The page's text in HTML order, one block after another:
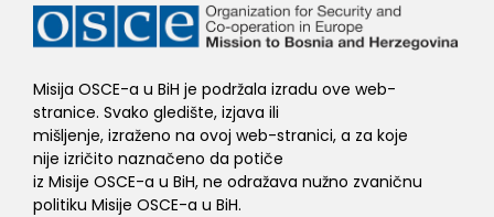
Misija OSCE-a u BiH je podržala izradu ove web-
stranice. Svako gledište, izjava ili
mišljenje, izraženo na ovoj web-stranici, a za koje
nije izričito naznačeno da potiče
iz Misije OSCE-a u BiH, ne odražava nužno zvaničnu
politiku Misije OSCE-a u BiH.